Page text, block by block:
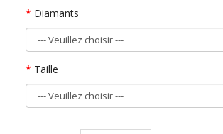
Diamants
Taille